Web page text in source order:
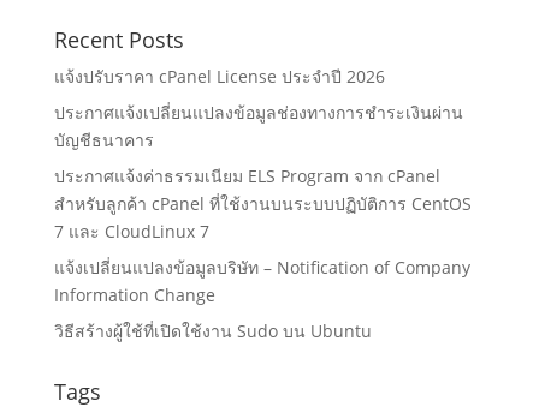
Recent Posts
แจ้งปรับราคา cPanel License ประจำปี 2026
ประกาศแจ้งเปลี่ยนแปลงข้อมูลช่องทางการชำระเงินผ่าน
บัญชีธนาคาร
ประกาศแจ้งค่าธรรมเนียม ELS Program จาก cPanel
สำหรับลูกค้า cPanel ที่ใช้งานบนระบบปฏิบัติการ CentOS
7 และ CloudLinux 7
แจ้งเปลี่ยนแปลงข้อมูลบริษัท – Notification of Company
Information Change
วิธีสร้างผู้ใช้ที่เปิดใช้งาน Sudo บน Ubuntu
Tags